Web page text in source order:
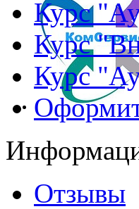
Курс
Курс
Курс
Отзывы